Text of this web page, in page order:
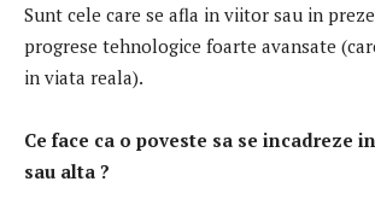
Sunt cele care se afla in viitor sau in
progrese tehnologice foarte avansate
in viata reala).
Ce face ca o poveste sa se incadreze
sau alta ?